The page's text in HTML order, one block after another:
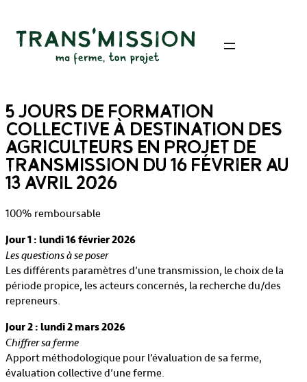
5 JOURS DE FORMATION
COLLECTIVE À DESTINATION DES
AGRICULTEURS EN PROJET DE
TRANSMISSION DU 16 FÉVRIER AU
13 AVRIL 2026
100% remboursable
Jour 1 : lundi 16 février 2026
Les questions à se poser
Les différents paramètres d’une transmission, le choix de la
période propice, les acteurs concernés, la recherche du/des
repreneurs.
Jour 2 : lundi 2 mars 2026
Chiffrer sa ferme
Apport méthodologique pour l’évaluation de sa ferme,
évaluation collective d’une ferme.